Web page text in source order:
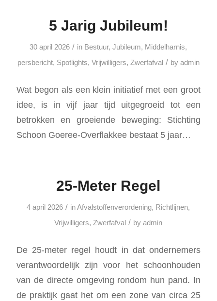
5 Jarig Jubileum!
30 april 2026 / in Bestuur,Jubileum, Middelharnis,
persbericht, Spotlights, Vrijwilligers, Zwerfafval / by admin
Wat begon als een klein initiatief met een groot
idee, is in vijf jaar tijd uitgegroeid tot een
betrokken en groeiende beweging: Stichting
Schoon Goeree-Overflakkee bestaat 5 jaar…
25-Meter Regel
4 april 2026 / inAfvalstoffenverordening, Richtlijnen,
Vrijwilligers,Zwerfafval / byadmin
De 25-meter regel houdt in dat ondernemers
verantwoordelijk zijn voor het schoonhouden
van de directe omgeving rondom hun pand. In
de praktijk gaat het om een zone van circa 25